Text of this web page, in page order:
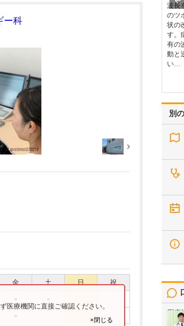
ー科
金 土 日 祝
医療機関に直接ご確認ください。
×閉じる
別
医療
ック
波長
のツ
状の
す。
有の
動と
い…
者さん一人ひとりに真摯
に向き合い、目の前の患